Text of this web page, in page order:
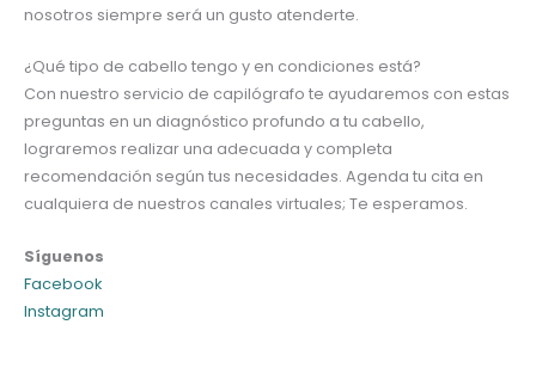
nosotros siempre será un gusto atenderte.
¿Qué tipo de cabello tengo y en condiciones está?
Con nuestro servicio de capilógrafo te ayudaremos con estas
preguntas en un diagnóstico profundo a tu cabello,
lograremos realizar una adecuada y completa
recomendación según tus necesidades. Agenda tu cita en
cualquiera de nuestros canales virtuales; Te esperamos.
Síguenos
Facebook
Instagram